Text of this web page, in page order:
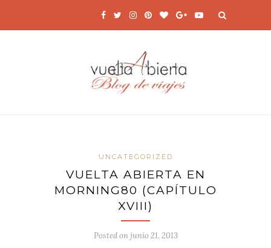
UNCATEGORIZED
VUELTA ABIERTA EN
MORNING80 (CAPÍTULO
XVIII)
Posted onjunio 21, 2013